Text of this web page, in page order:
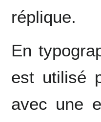
réplique.
En
est utilisé
avec une